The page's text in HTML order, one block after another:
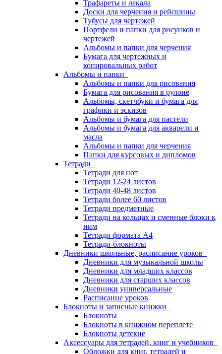
Трафареты и лекала
Доски для черчения и рейсшины
Тубусы для чертежей
Портфели и папки для рисунков и
чертежей
Альбомы и папки для черчения
Бумага для чертежных и
копировальных работ
Альбомы и папки
Альбомы и папки для рисования
Бумага для рисования в рулоне
Альбомы, скетчбуки и бумага для
графики и эскизов
Альбомы и бумага для пастели
Альбомы и бумага для акварели и
масла
Альбомы и папки для черчения
Папки для курсовых и дипломов
Тетради
Тетради для нот
Тетради 12-24 листов
Тетради 40-48 листов
Тетради более 60 листов
Тетради предметные
Тетради на кольцах и сменные блоки к
ним
Тетради формата А4
Тетради-блокноты
Дневники школьные, расписание уроков
Дневники для музыкальной школы
Дневники для младших классов
Дневники для старших классов
Дневники универсальные
Расписание уроков
Блокноты и записные книжки
Блокноты
Блокноты в книжном переплете
Блокноты детские
Аксессуары для тетрадей, книг и учебников
Обложки для книг, тетрадей и